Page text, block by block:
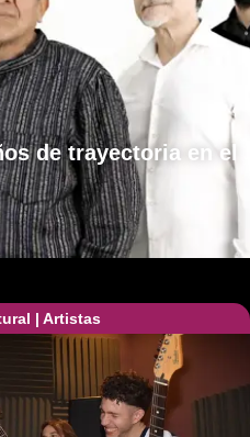
de trayectoria en el
| Artistas